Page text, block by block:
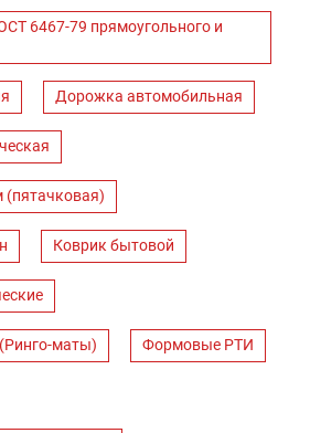
6467-79 прямоугольного и
Дорожка автомобильная
Коврик бытовой
маты) Формовые РТИ